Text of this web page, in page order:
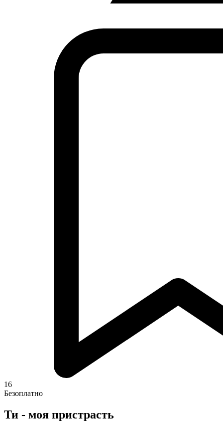
16
Безоплатно
Ти - моя пристрасть